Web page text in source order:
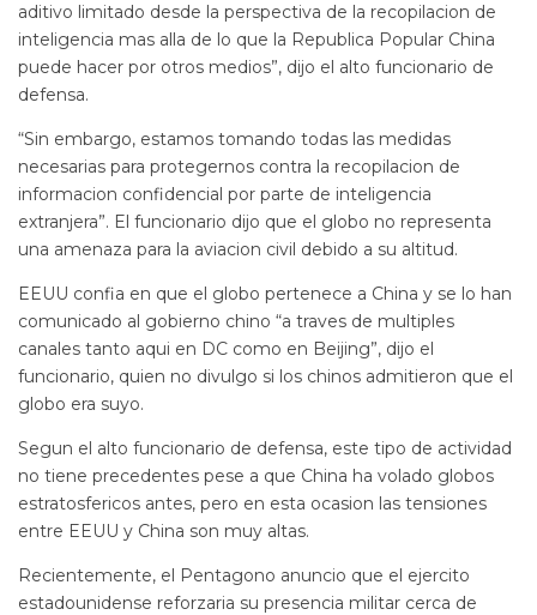
aditivo limitado desde la perspectiva de la recopilacion de
inteligencia mas alla de lo que la Republica Popular China
puede hacer por otros medios”, dijo el alto funcionario de
defensa.
“Sin embargo, estamos tomando todas las medidas
necesarias para protegernos contra la recopilacion de
informacion confidencial por parte de inteligencia
extranjera”. El funcionario dijo que el globo no representa
una amenaza para la aviacion civil debido a su altitud.
EEUU confia en que el globo pertenece a China y se lo han
comunicado al gobierno chino “a traves de multiples
canales tanto aqui en DC como en Beijing”, dijo el
funcionario, quien no divulgo si los chinos admitieron que el
globo era suyo.
Segun el alto funcionario de defensa, este tipo de actividad
no tiene precedentes pese a que China ha volado globos
estratosfericos antes, pero en esta ocasion las tensiones
entre EEUU y China son muy altas.
Recientemente, el Pentagono anuncio que el ejercito
estadounidense reforzaria su presencia militar cerca de